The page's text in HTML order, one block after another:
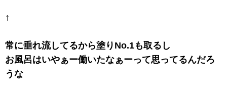
↑
常に垂れ流してるから塗りNo.1も取るし
お風呂はいやぁー働いたなぁーって思ってるんだろ
うな